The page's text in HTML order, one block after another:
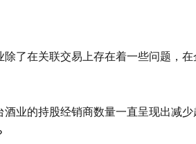
了在关联交易上存在着一些问题，
业的持股经销商数量一直呈现出减